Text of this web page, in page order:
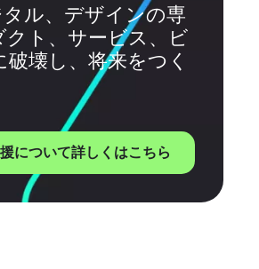
ル、デザインの専
ト、サービス、ビ
壊し、将来をつく
について詳しくはこちら